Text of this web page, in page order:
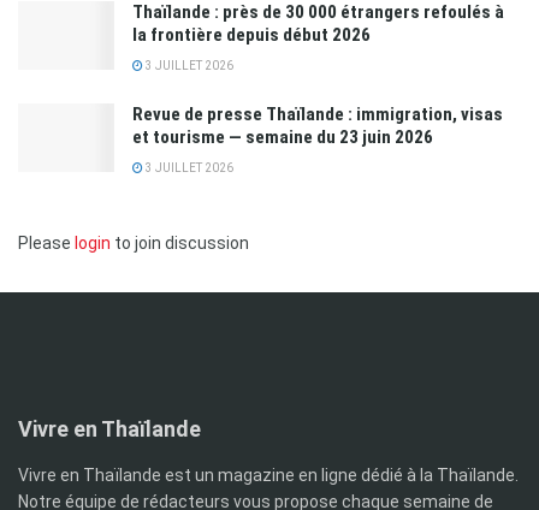
Thaïlande : près de 30 000 étrangers refoulés à
la frontière depuis début 2026
3 JUILLET 2026
Revue de presse Thaïlande : immigration, visas
et tourisme — semaine du 23 juin 2026
3 JUILLET 2026
Please login to join discussion
Vivre en Thaïlande
Vivre en Thaïlande est un magazine en ligne dédié à la Thaïlande.
Notre équipe de rédacteurs vous propose chaque semaine de